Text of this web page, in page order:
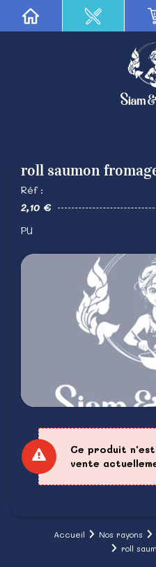
roll saumon
Réf :
2,10 €
PU
Ce produit
vente
Accueil Nos rayons
roll